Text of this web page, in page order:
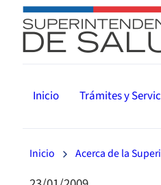
Inicio Trámites y
Inicio Acerca de la